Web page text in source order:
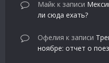
Майк к записи
ли сюда ехать?
Офелия к записи
ноябре: отчет о